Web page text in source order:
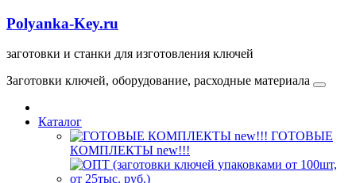
Polyanka-Key.ru
заготовки и станки для изготовления ключей
Заготовки ключей, оборудование, расходные материала
Каталог
ГОТОВЫЕ
КОМПЛЕКТЫ new!!!